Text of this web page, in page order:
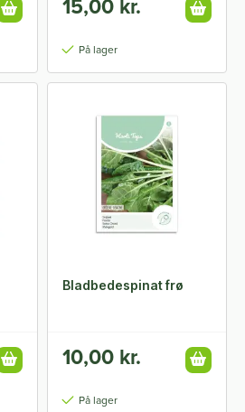
15,00 kr.
På lager
Bladbedespinat frø
10,00 kr.
På lager